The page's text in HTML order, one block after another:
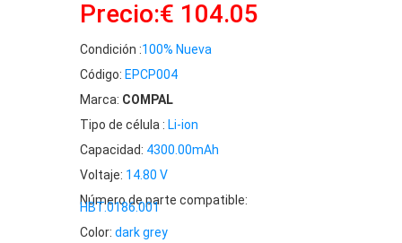
Precio:€ 104.05
Condición :100% Nueva
Código: EPCP004
Marca: COMPAL
Tipo de célula : Li-ion
Capacidad: 4300.00mAh
Voltaje: 14.80 V
Número de parte compatible:
HBT.0186.001
Color: dark grey